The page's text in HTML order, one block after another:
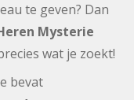
te geven? Dan
Mysterie
wat je zoekt!
bevat